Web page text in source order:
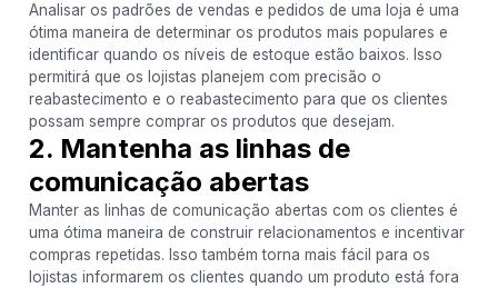
Analisar os padrões de vendas e pedidos de uma loja é uma
ótima maneira de determinar os produtos mais populares e
identificar quando os níveis de estoque estão baixos. Isso
permitirá que os lojistas planejem com precisão o
reabastecimento e o reabastecimento para que os clientes
possam sempre comprar os produtos que desejam.
2. Mantenha as linhas de
comunicação abertas
Manter as linhas de comunicação abertas com os clientes é
uma ótima maneira de construir relacionamentos e incentivar
compras repetidas. Isso também torna mais fácil para os
lojistas informarem os clientes quando um produto está fora